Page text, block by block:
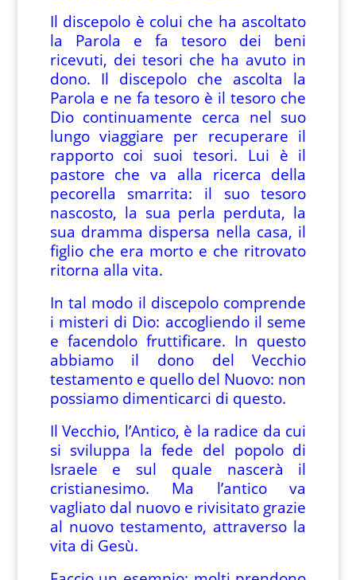
Il discepolo è colui che ha ascoltato
la Parola e fa tesoro dei beni
ricevuti, dei tesori che ha avuto in
dono. Il discepolo che ascolta la
Parola e ne fa tesoro è il tesoro che
Dio continuamente cerca nel suo
lungo viaggiare per recuperare il
rapporto coi suoi tesori. Lui è il
pastore che va alla ricerca della
pecorella smarrita: il suo tesoro
nascosto, la sua perla perduta, la
sua dramma dispersa nella casa, il
figlio che era morto e che ritrovato
ritorna alla vita.
In tal modo il discepolo comprende
i misteri di Dio: accogliendo il seme
e facendolo fruttificare. In questo
abbiamo il dono del Vecchio
testamento e quello del Nuovo: non
possiamo dimenticarci di questo.
Il Vecchio, l’Antico, è la radice da cui
si sviluppa la fede del popolo di
Israele e sul quale nascerà il
cristianesimo. Ma l’antico va
vagliato dal nuovo e rivisitato grazie
al nuovo testamento, attraverso la
vita di Gesù.